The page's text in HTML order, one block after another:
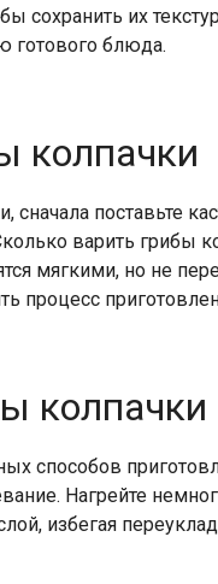
сохранить их
готового блюда.
колпачки
поставьте
варить грибы
мягкими, но не
процесс
колпачки
способов
Нагрейте
избегая